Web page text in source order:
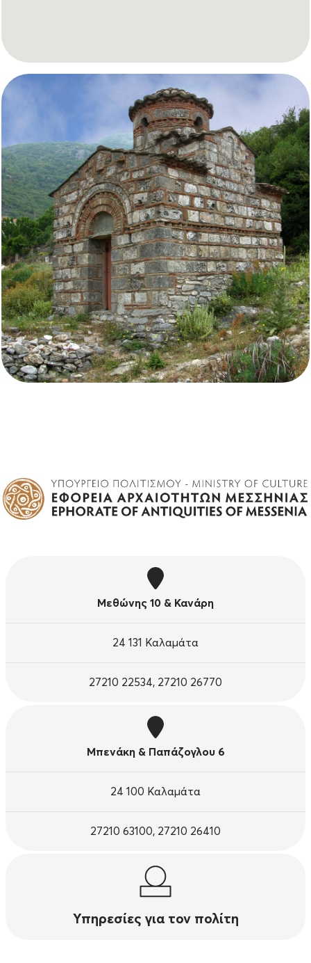
Μεθώνης 10 & Κανάρη
24 131 Καλαμάτα
27210 22534, 27210 26770
Μπενάκη & Παπάζογλου 6
24 100 Καλαμάτα
27210 63100, 27210 26410
Υπηρεσίες για τον πολίτη